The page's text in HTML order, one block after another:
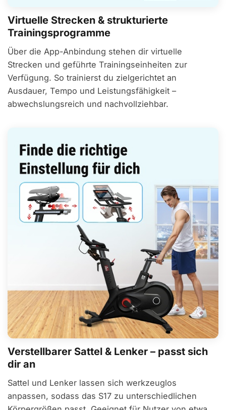
Virtuelle Strecken & strukturierte
Trainingsprogramme
Über die App-Anbindung stehen dir virtuelle
Strecken und geführte Trainingseinheiten zur
Verfügung. So trainierst du zielgerichtet an
Ausdauer, Tempo und Leistungsfähigkeit –
abwechslungsreich und nachvollziehbar.
Verstellbarer Sattel & Lenker – passt sich
dir an
Sattel und Lenker lassen sich werkzeuglos
anpassen, sodass das S17 zu unterschiedlichen